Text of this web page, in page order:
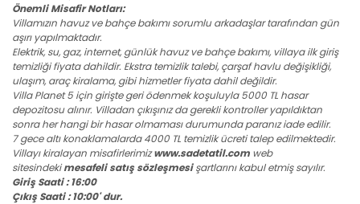
Önemli Misafir Notları:
Villamızın havuz ve bahçe bakımı sorumlu arkadaşlar tarafından gün
aşırı yapılmaktadır.
Elektrik, su, gaz, internet, günlük havuz ve bahçe bakımı, villaya ilk giriş
temizliği fiyata dahildir. Ekstra temizlik talebi, çarşaf havlu değişikliği,
ulaşım, araç kiralama, gibi hizmetler fiyata dahil değildir.
Villa Planet 5 için girişte geri ödenmek koşuluyla 5000 TL hasar
depozitosu alınır. Villadan çıkışınız da gerekli kontroller yapıldıktan
sonra her hangi bir hasar olmaması durumunda paranız iade edilir.
7 gece altı konaklamalarda 4000 TL temizlik ücreti talep edilmektedir.
Villayı kiralayan misafirlerimizwww.sadetatil.com web
sitesindekimesafeli satış sözleşmesişartlarını kabul etmiş sayılır.
Giriş Saati : 16:00
Çıkış Saati : 10:00' dur.